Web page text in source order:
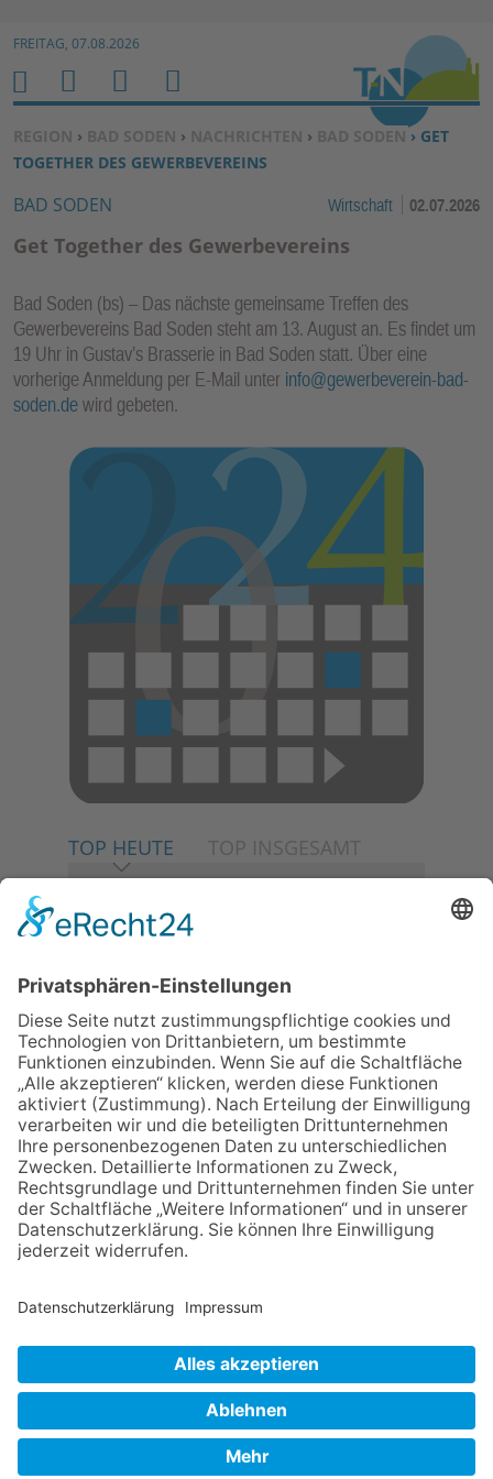
Zum Inhalt springen ↓
FREITAG, 07.08.2026
SIE BEFINDEN SICH HIER:
REGION › BAD SODEN › NACHRICHTEN › BAD SODEN › GET
TOGETHER DES GEWERBEVEREINS
BAD SODEN Wirtschaft 02.07.2026
Get Together des Gewerbevereins
Bad Soden (bs) – Das nächste gemeinsame Treffen des
Gewerbevereins Bad Soden steht am 13. August an. Es findet um
19 Uhr in Gustav’s Brasserie in Bad Soden statt. Über eine
vorherige Anmeldung per E-Mail unter info@gewerbeverein-bad-
soden.dewird gebeten.
TOP HEUTE TOP INSGESAMT
06.08.2026
Baustellenführung führt auch in
die Zukunft der Stadt
Königstein
06.08.2026
Klinikforum zum Thema
Karpaltunnelsyndrom
06.08.2026
Gewinnspiel zum Start ins
Schuljahr
30.07.2026
Ganz Niederhöchstadt wird zur
Festmeile
H
O
M
E
M
E
N
U
S
U
C
N
B
E
N
Z
R
F
U
N
K
TI
N
NACH OBEN
Datenschutz Netiquette FAQ